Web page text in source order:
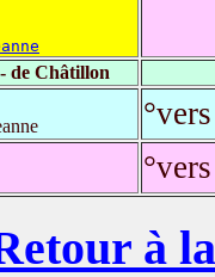
de Châtillon
à